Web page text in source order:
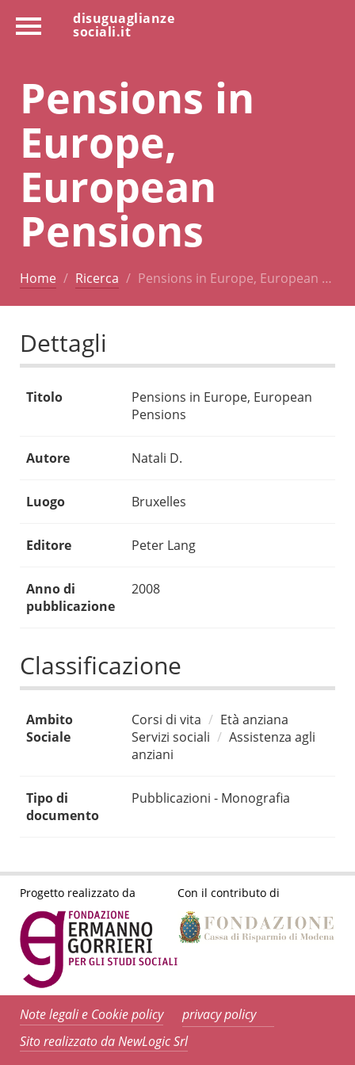
disuguaglianze
sociali.it
Pensions in
Europe,
European
Pensions
Home Ricerca Pensions in Europe, European …
Dettagli
Titolo
Pensions in Europe, European
Pensions
Autore Natali D.
Luogo Bruxelles
Editore Peter Lang
Anno di
pubblicazione
2008
Classificazione
Ambito
Sociale
Corsi di vita
Età anziana
Servizi sociali
Assistenza agli
anziani
Tipo di
documento
Pubblicazioni - Monografia
Progetto realizzato da Con il contributo di
Note legali e Cookie policy
privacy policy
Sito realizzato da NewLogic Srl